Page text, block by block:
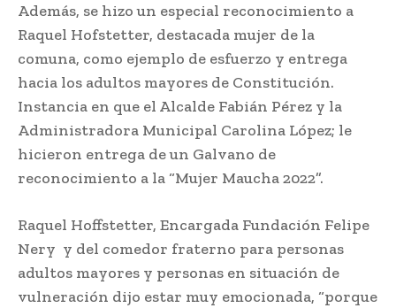
Además, se hizo un especial reconocimiento a
Raquel Hofstetter, destacada mujer de la
comuna, como ejemplo de esfuerzo y entrega
hacia los adultos mayores de Constitución.
Instancia en que el Alcalde Fabián Pérez y la
Administradora Municipal Carolina López; le
hicieron entrega de un Galvano de
reconocimiento a la “Mujer Maucha 2022”.
Raquel Hoffstetter, Encargada Fundación Felipe
Nery y del comedor fraterno para personas
adultos mayores y personas en situación de
vulneración dijo estar muy emocionada, “porque